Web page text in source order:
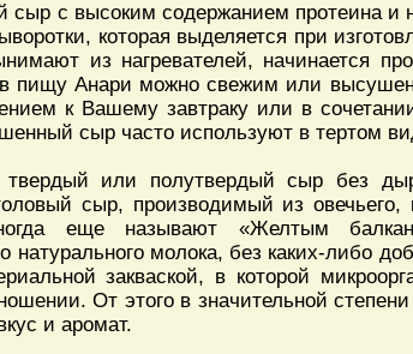
сыр с высоким содержанием протеина и
которая выделяется при
из нагревателей, начинается
в пищу Анари можно свежим или
к Вашему завтраку или в
сыр часто используют в тертом
или полутвердый сыр без
сыр, производимый из овечьего,
еще называют «Желтым
натурального молока, без каких-либо
закваской, в которой
От этого в значительной
и аромат.